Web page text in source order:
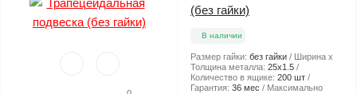
(без гайки)
В наличии
Размер гайки: без гайки
Ширина х
Толщина металла: 25х1.5
Количество в ящике: 200 шт
Гарантия: 36 мес
Максимально